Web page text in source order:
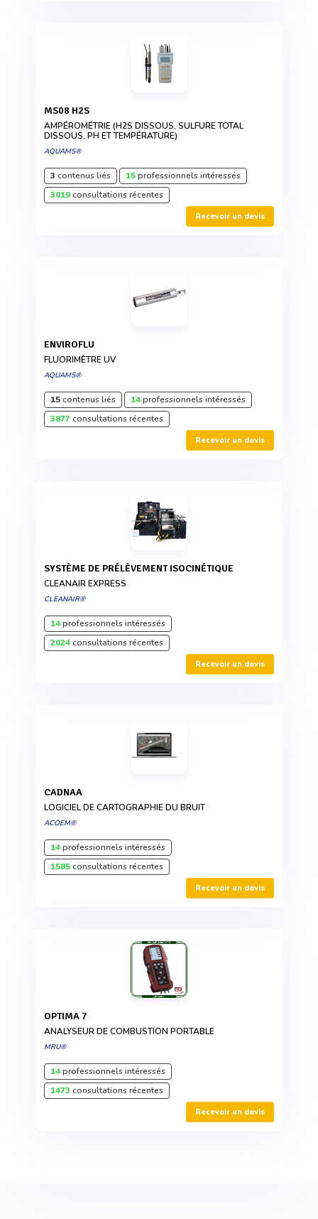
MS08 H2S
AMPÉROMÉTRIE (H2S DISSOUS, SULFURE TOTAL
DISSOUS, PH ET TEMPÉRATURE)
AQUAMS®
3 contenus liés 15professionnels intéressés
3019consultations récentes
Recevoir un devis
ENVIROFLU
FLUORIMÈTRE UV
AQUAMS®
15contenus liés 14professionnels intéressés
3877consultations récentes
Recevoir un devis
SYSTÈME DE PRÉLÈVEMENT ISOCINÉTIQUE
CLEANAIR EXPRESS
CLEANAIR®
14professionnels intéressés
2024consultations récentes
Recevoir un devis
CADNAA
LOGICIEL DE CARTOGRAPHIE DU BRUIT
ACOEM®
14professionnels intéressés
1585consultations récentes
Recevoir un devis
OPTIMA 7
ANALYSEUR DE COMBUSTION PORTABLE
MRU®
14professionnels intéressés
1473 consultations récentes
Recevoir un devis